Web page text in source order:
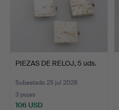
PIEZAS DE RELOJ, 5 uds.
Subastado 25 jul 2026
3 pujas
106 USD